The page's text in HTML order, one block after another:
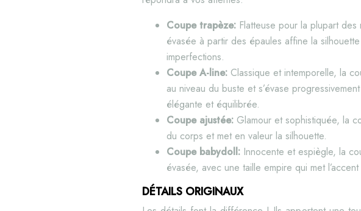
Coupe trapèze: Flatteuse pour la plupart
évasée à partir des épaules affine la
imperfections.
Coupe A-line: Classique et intemporelle, la
au niveau du buste et s’évase
élégante et équilibrée.
Coupe ajustée: Glamour et sophistiquée, la
du corps et met en valeur la silhouette.
Coupe babydoll: Innocente et espiègle, la
évasée, avec une taille empire qui met
DÉTAILS ORIGINAUX